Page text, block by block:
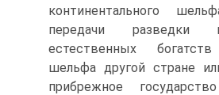
континентального
передачи разведки
естественных
шельфа другой стране
прибрежное